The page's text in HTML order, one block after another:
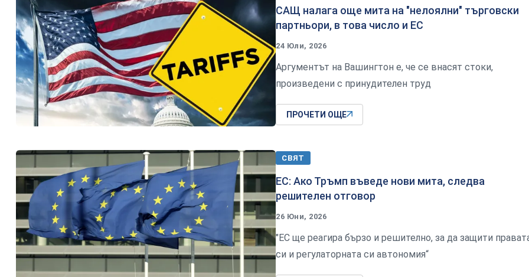
САЩ налага още мита на "нелоялни" търговски
партньори, в това число и ЕС
24 Юли, 2026
Аргументът на Вашингтон е, че се внасят стоки,
произведени с принудителен труд
ПРОЧЕТИ ОЩЕ
СВЯТ
ЕС: Ако Тръмп въведе нови мита, следва
решителен отговор
26 Юни, 2026
"ЕС ще реагира бързо и решително, за да защити
си и регулаторната си автономия“